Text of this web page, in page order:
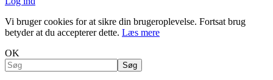
Vi bruger cookies for at sikre din brugeroplevelse. Fortsat brug
betyder at du accepterer dette. Læs mere
OK